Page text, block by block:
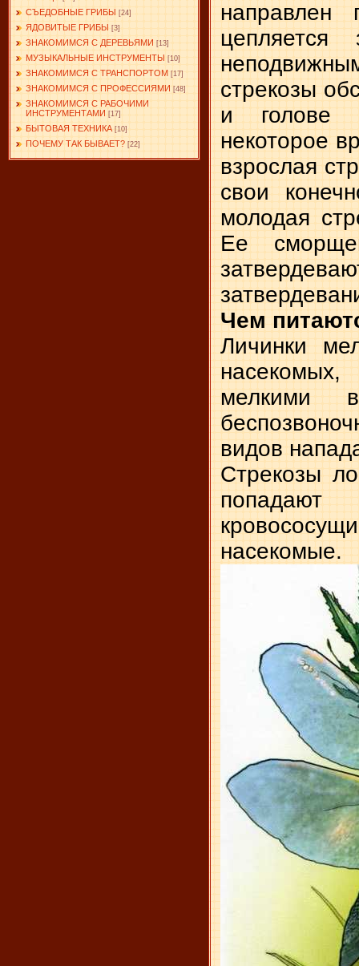
СЪЕДОБНЫЕ ГРИБЫ [24]
ЯДОВИТЫЕ ГРИБЫ [3]
ЗНАКОМИМСЯ С ДЕРЕВЬЯМИ [13]
МУЗЫКАЛЬНЫЕ ИНСТРУМЕНТЫ [10]
ЗНАКОМИМСЯ С ТРАНСПОРТОМ [17]
ЗНАКОМИМСЯ С ПРОФЕССИЯМИ [48]
ЗНАКОМИМСЯ С РАБОЧИМИ
ИНСТРУМЕНТАМИ [17]
БЫТОВАЯ ТЕХНИКА [10]
ПОЧЕМУ ТАК БЫВАЕТ? [22]
направлен
стрекозы
и голове
некоторое
взрослая
свои
молодая
Ее
Чем
Личинки
мелкими
видов
Стрекозы
попадают
насекомые.